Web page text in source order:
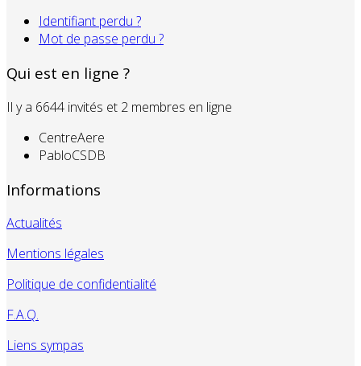
Identifiant perdu ?
Mot de passe perdu ?
Qui est en ligne ?
Il y a 6644 invités et 2 membres en ligne
CentreAere
PabloCSDB
Informations
Actualités
Mentions légales
Politique de confidentialité
F.A.Q.
Liens sympas